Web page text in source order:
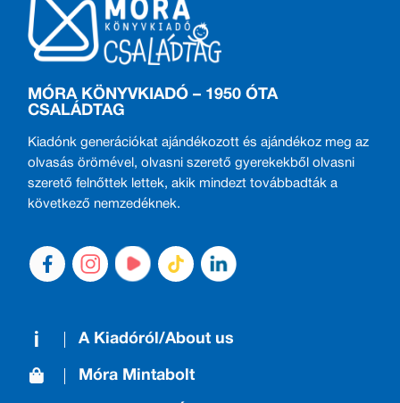
MÓRA KÖNYVKIADÓ – 1950 ÓTA
CSALÁDTAG
Kiadónk generációkat ajándékozott és ajándékoz meg az
olvasás örömével, olvasni szerető gyerekekből olvasni
szerető felnőttek lettek, akik mindezt továbbadták a
következő nemzedéknek.
A Kiadóról/About us
Móra Mintabolt